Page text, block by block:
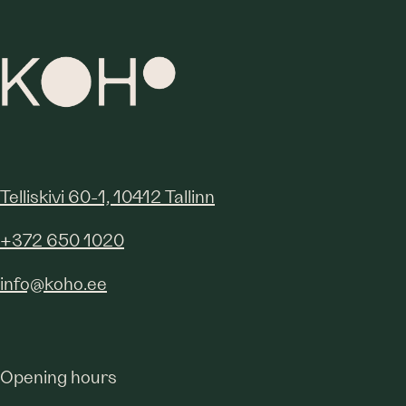
Telliskivi 60-1, 10412 Tallinn
+372 650 1020
info@koho.ee
Opening hours